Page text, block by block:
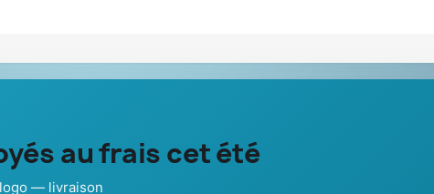
au frais cet été
— livraison
À propos
Nos expertises &